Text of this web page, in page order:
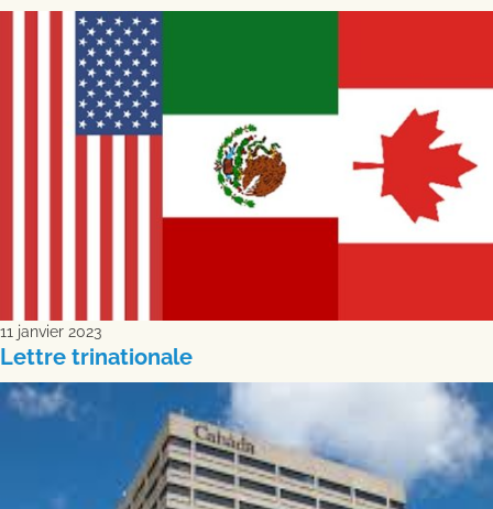
11 janvier 2023
Lettre trinationale